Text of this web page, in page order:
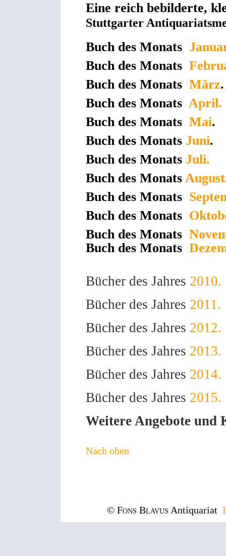
Eine reich bebilderte,
Stuttgarter
Buch des Monats
Buch des Monats
Buch des Monats März.
Buch des Monats April.
Buch des Monats Mai.
Buch des Monats Juni.
Buch des Monats Juli.
Buch des Monats August
Buch des Monats
Buch des Monats
Buch des Monats
Buch des Monats
Bücher des Jahres 2010.
Bücher des Jahres 2011.
Bücher des Jahres 2012.
Bücher des Jahres 2013.
Bücher des Jahres 2014.
Bücher des Jahres 2015.
Weitere Angebote und
Nach oben
© Fons Blavus Antiquariat